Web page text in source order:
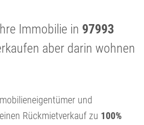
Immobilie in 97993
aber darin wohnen
und
Rückmietverkauf zu 100%